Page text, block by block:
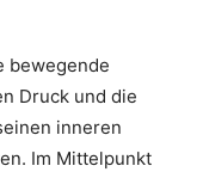
bewegende
Druck und die
inneren
Im Mittelpunkt